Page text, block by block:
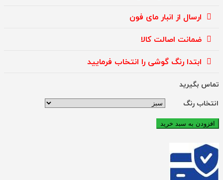
ارسال از انبار مای فون
ضمانت اصالت کالا
ابتدا رنگ گوشی را انتخاب فرمایید
تماس بگیرید
انتخاب رنگ
افزودن به سبد خرید